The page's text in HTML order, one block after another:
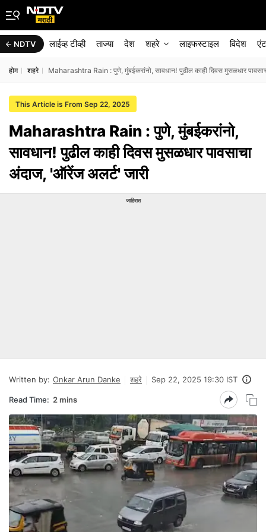
NDTV लाईव्ह टीव्ही ताज्या देश शहरे लाइफस्टाइल विदेश
होम शहरे Maharashtra Rain : पुणे, मुंबईकरांनो, सावधान! पुढील काही दिवस मुसळधार
This Article is From Sep 22, 2025
Maharashtra Rain : पुणे, मुंबईकरांनो,
सावधान! पुढील काही दिवस मुसळधार पावसाचा
अंदाज, 'ऑरेंज अलर्ट' जारी
जाहिरात
Written by: Onkar Arun Danke शहरे Sep 22, 2025 19:30 IST
Read Time: 2 mins